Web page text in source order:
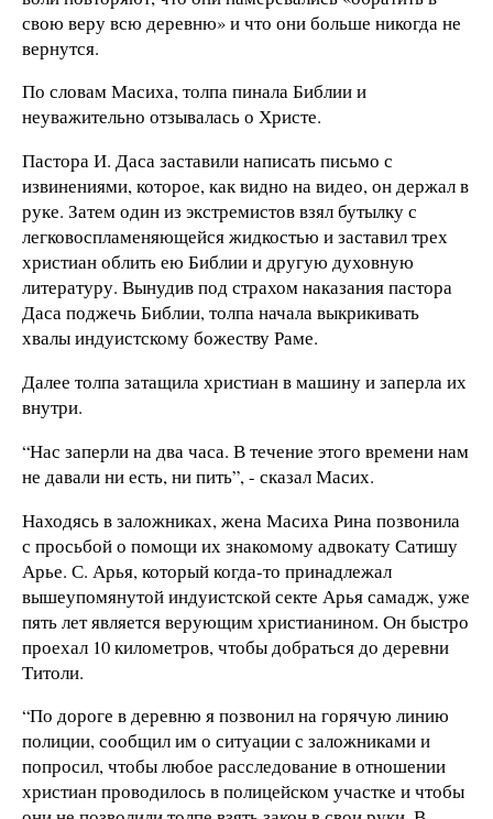
свою веру всю деревню» и что они больше никогда не
вернутся.
По словам Масиха, толпа пинала Библии и
неуважительно отзывалась о Христе.
Пастора И. Даса заставили написать письмо с
извинениями, которое, как видно на видео, он держал в
руке. Затем один из экстремистов взял бутылку с
легковоспламеняющейся жидкостью и заставил трех
христиан облить ею Библии и другую духовную
литературу. Вынудив под страхом наказания пастора
Даса поджечь Библии, толпа начала выкрикивать
хвалы индуистскому божеству Раме.
Далее толпа затащила христиан в машину и заперла их
внутри.
“Нас заперли на два часа. В течение этого времени нам
не давали ни есть, ни пить”, - сказал Масих.
Находясь в заложниках, жена Масиха Рина позвонила
с просьбой о помощи их знакомому адвокату Сатишу
Арье. С. Арья, который когда-то принадлежал
вышеупомянутой индуистской секте Арья самадж, уже
пять лет является верующим христианином. Он быстро
проехал 10 километров, чтобы добраться до деревни
Титоли.
“По дороге в деревню я позвонил на горячую линию
полиции, сообщил им о ситуации с заложниками и
попросил, чтобы любое расследование в отношении
христиан проводилось в полицейском участке и чтобы